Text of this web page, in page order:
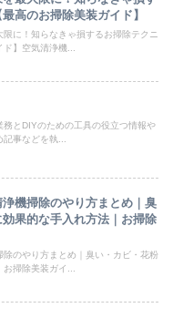
高のお掃除美装ガイド】
限に！知らなきゃ損するお掃除テクニ
】空気清浄機...
務とDIYのための工具の役立つ情報や
事などを執...
浄機掃除のやり方まとめ｜臭
果的な手入れ方法｜お掃除
除のやり方まとめ｜臭い・カビ・花粉
掃除美装ガイ...